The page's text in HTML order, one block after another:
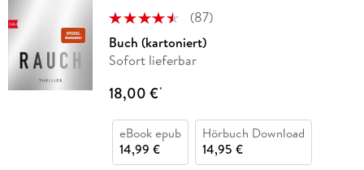
(87)
Buch (kartoniert)
Sofort lieferbar
18,00 €*
eBook epub
14,99 €
Hörbuch Download
14,95 €